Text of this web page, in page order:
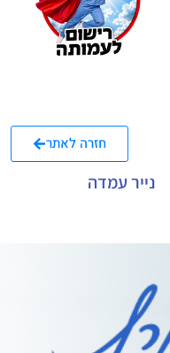
חזרה לאתר
נייר עמדה